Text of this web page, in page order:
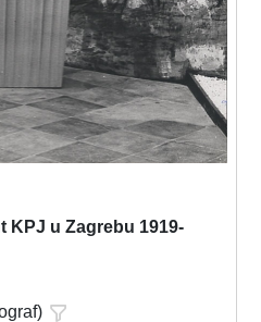
KPJ u Zagrebu 1919-